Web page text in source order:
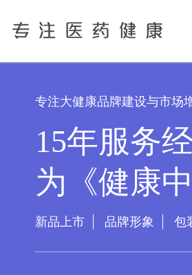
专注大健康品牌建设与市场
15年服务
为《健康
新品上市 品牌形象 包